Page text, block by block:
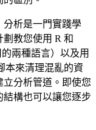
分析是一門實踐學
教您使用 R 和
兩種語言）以及用
本來清理混亂的資
分析管道。即使您
構也可以讓您逐步